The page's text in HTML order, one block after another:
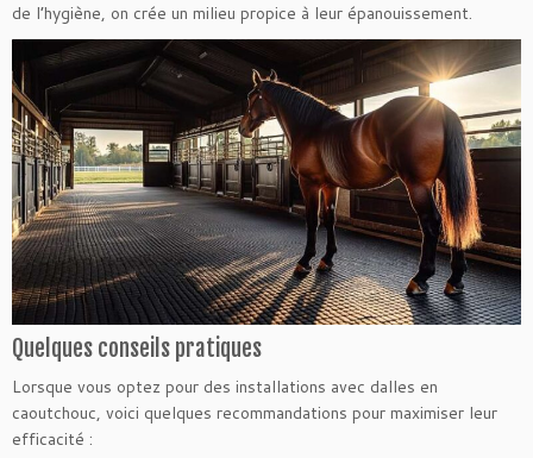
de l’hygiène, on crée un milieu propice à leur épanouissement.
Quelques conseils pratiques
Lorsque vous optez pour des installations avec dalles en
caoutchouc, voici quelques recommandations pour maximiser leur
efficacité :